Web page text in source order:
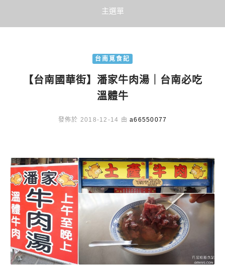
主選單
台南覓食記
【台南國華街】潘家牛肉湯｜台南必吃
溫體牛
發佈於 2018-12-14 由 a66550077